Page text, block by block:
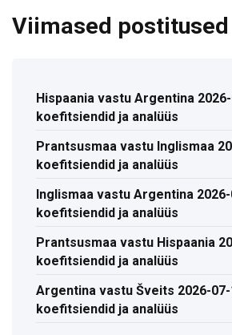
Viimased postitused
Hispaania vastu Argentina
koefitsiendid ja analüüs
Prantsusmaa vastu Inglismaa
koefitsiendid ja analüüs
Inglismaa vastu Argentina
koefitsiendid ja analüüs
Prantsusmaa vastu Hispaania
koefitsiendid ja analüüs
Argentina vastu Šveits 2026-
koefitsiendid ja analüüs